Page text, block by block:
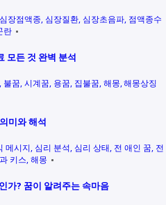
심장점액종 심장질환 심장초음파 점액종수
란
모든 것 완벽 분석
불꿈 시계꿈 용꿈 집불꿈 해몽 해몽상징
미와 해석
메시지 심리 분석 심리 상태 전 애인 꿈 전
키스 해몽
가? 꿈이 알려주는 속마음